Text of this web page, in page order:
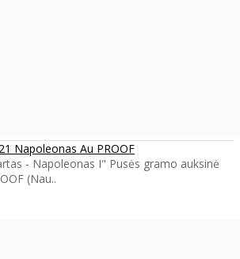
Napoleonas Au PROOF
- Napoleonas I" Pusės gramo auksinė
(Nau..